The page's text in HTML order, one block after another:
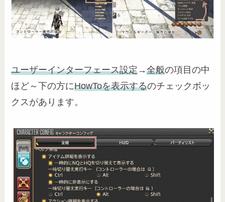
ユーザーインターフェース設定→全般の項目の中
ほど～下の方にHowToを表示するのチェックボッ
クスがあります。